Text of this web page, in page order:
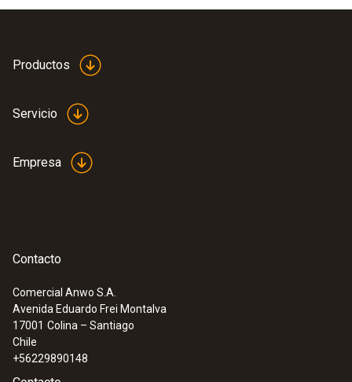
:0632 3155
testo 315-4 - Instrumento de medición
de CO ambiental
Productos
Servicio
Empresa
Contacto
Comercial Anwo S.A.
Avenida Eduardo Frei Montalva
17001 Colina – Santiago
Chile
+56229890148